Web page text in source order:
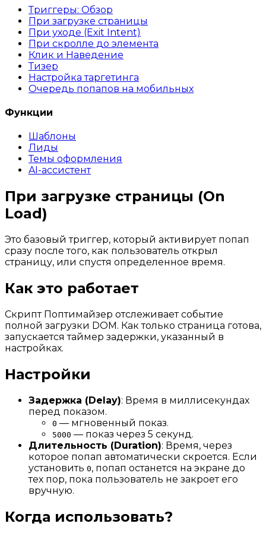
Триггеры: Обзор
При загрузке страницы
При уходе (Exit Intent)
При скролле до элемента
Клик и Наведение
Тизер
Настройка таргетинга
Очередь попапов на мобильных
Функции
Шаблоны
Лиды
Темы оформления
AI-ассистент
При загрузке страницы (On
Load)
Это базовый триггер, который активирует попап
сразу после того, как пользователь открыл
страницу, или спустя определенное время.
Как это работает
Скрипт Поптимайзер отслеживает событие
полной загрузки DOM. Как только страница готова,
запускается таймер задержки, указанный в
настройках.
Настройки
Задержка (Delay): Время в миллисекундах
перед показом.
0 — мгновенный показ.
5000 — показ через 5 секунд.
Длительность (Duration): Время, через
которое попап автоматически скроется. Если
установить 0, попап останется на экране до
тех пор, пока пользователь не закроет его
вручную.
Когда использовать?